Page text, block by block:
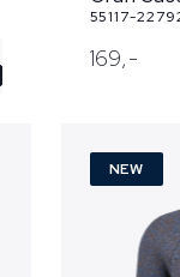
55117-
169,-
NEW